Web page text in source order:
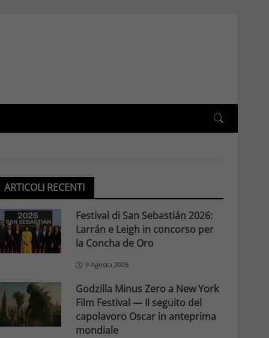
ARTICOLI RECENTI
Festival di San Sebastián 2026:
Larrán e Leigh in concorso per
la Concha de Oro
9 Agosto 2026
Godzilla Minus Zero a New York
Film Festival — Il seguito del
capolavoro Oscar in anteprima
mondiale